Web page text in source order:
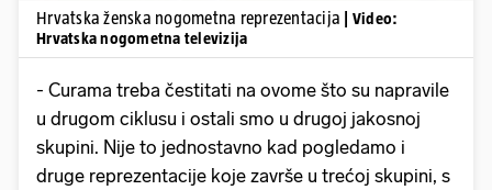
Hrvatska ženska nogometna reprezentacija
| Video:
Hrvatska nogometna televizija
- Curama treba čestitati na ovome što su napravile
u drugom ciklusu i ostali smo u drugoj jakosnoj
skupini. Nije to jednostavno kad pogledamo i
druge reprezentacije koje završe u trećoj skupini, s